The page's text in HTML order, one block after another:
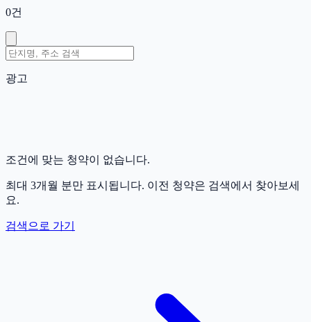
0건
광고
조건에 맞는 청약이 없습니다.
최대 3개월 분만 표시됩니다. 이전 청약은 검색에서 찾아보세
요.
검색으로 가기